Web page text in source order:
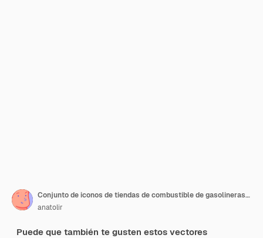
Conjunto de iconos de tiendas de combustible de gasolineras Ilustración general de 16 iconos vectoriales de tiendas de combustible de gasolineras de línea delgada de color plano en blanco
anatolir
Puede que también te gusten estos vectores